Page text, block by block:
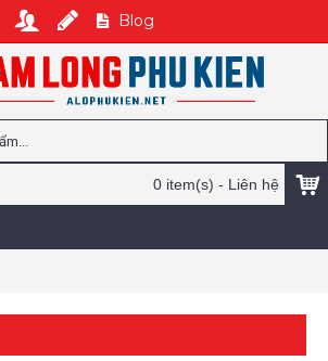
Blog
0 item(s) - Liên hệ